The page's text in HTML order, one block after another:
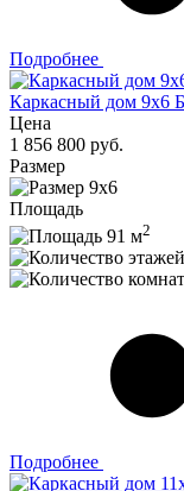
Подробнее
Каркасный дом 9х6
Цена
1 856 800 руб.
Размер
9х6
Площадь
91 м2
Подробнее